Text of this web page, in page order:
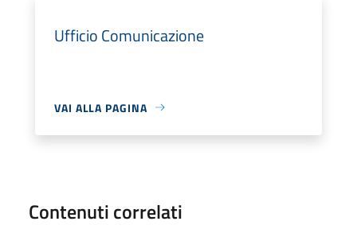
Ufficio Comunicazione
VAI ALLA PAGINA
Contenuti correlati